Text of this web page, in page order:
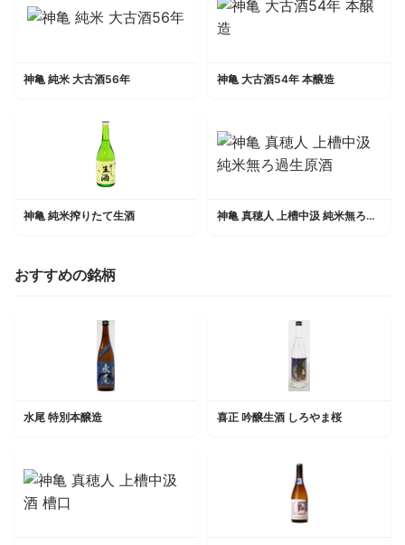
神亀 純米 大古酒56年 神亀 大古酒54年 本醸造
神亀 純米搾りたて生酒 神亀 真穂人 上槽中汲 純米無ろ過生原酒
おすすめの銘柄
水尾 特別本醸造 喜正 吟醸生酒 しろやま桜